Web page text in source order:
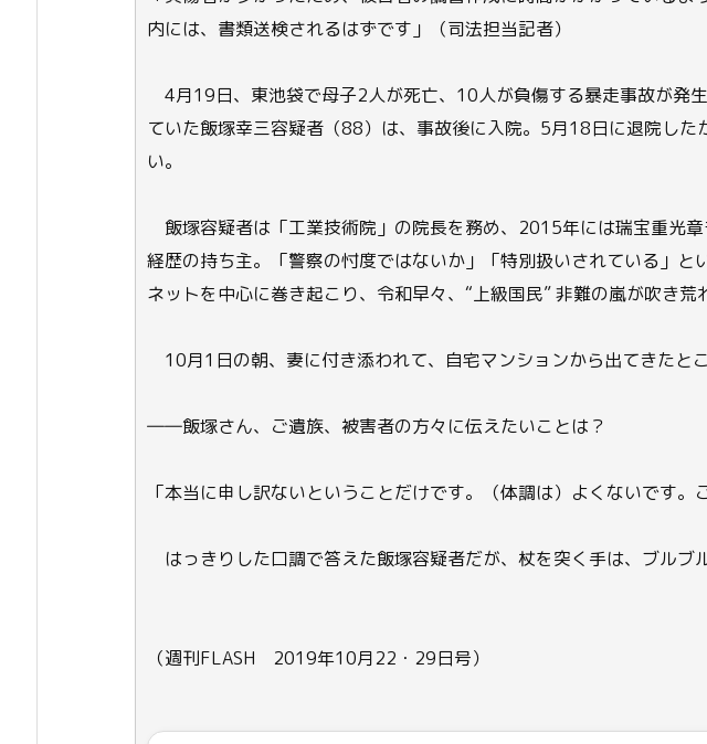
内には、書類送検されるはずです」（司法担当記者）
4月19日、東池袋で母子2人が死亡、10人が負傷する暴走事故が発
ていた飯塚幸三容疑者（88）は、事故後に入院。5月18日に退院した
い。
飯塚容疑者は「工業技術院」の院長を務め、2015年には瑞宝重光
経歴の持ち主。「警察の忖度ではないか」「特別扱いされている」と
ネットを中心に巻き起こり、令和早々、“上級国民” 非難の嵐が吹き荒
10月1日の朝、妻に付き添われて、自宅マンションから出てきたとこ
――飯塚さん、ご遺族、被害者の方々に伝えたいことは？
「本当に申し訳ないということだけです。（体調は）よくないです
はっきりした口調で答えた飯塚容疑者だが、杖を突く手は、ブルブ
（週刊FLASH 2019年10月22・29日号）